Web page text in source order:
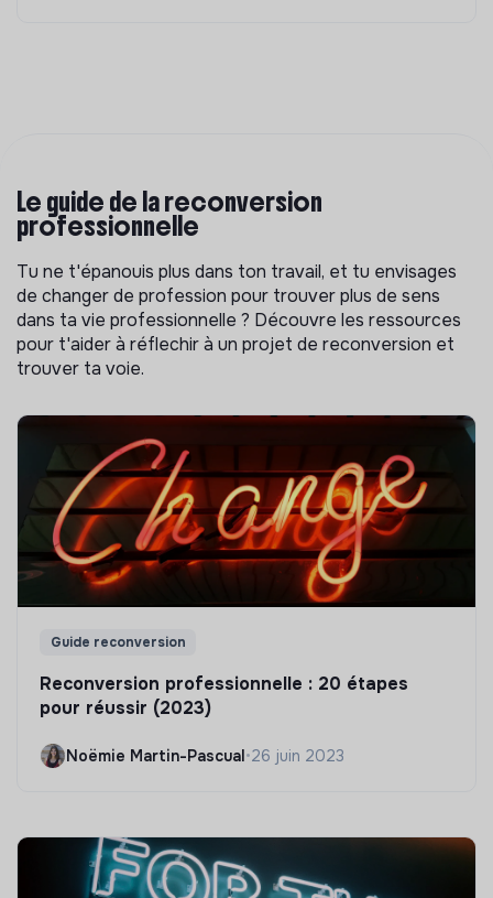
Le guide de la reconversion
professionnelle
Tu ne t'épanouis plus dans ton travail, et tu envisages
de changer de profession pour trouver plus de sens
dans ta vie professionnelle ? Découvre les ressources
pour t'aider à réflechir à un projet de reconversion et
trouver ta voie.
Guide reconversion
Reconversion professionnelle : 20 étapes
pour réussir (2023)
Noëmie Martin-Pascual•26 juin 2023